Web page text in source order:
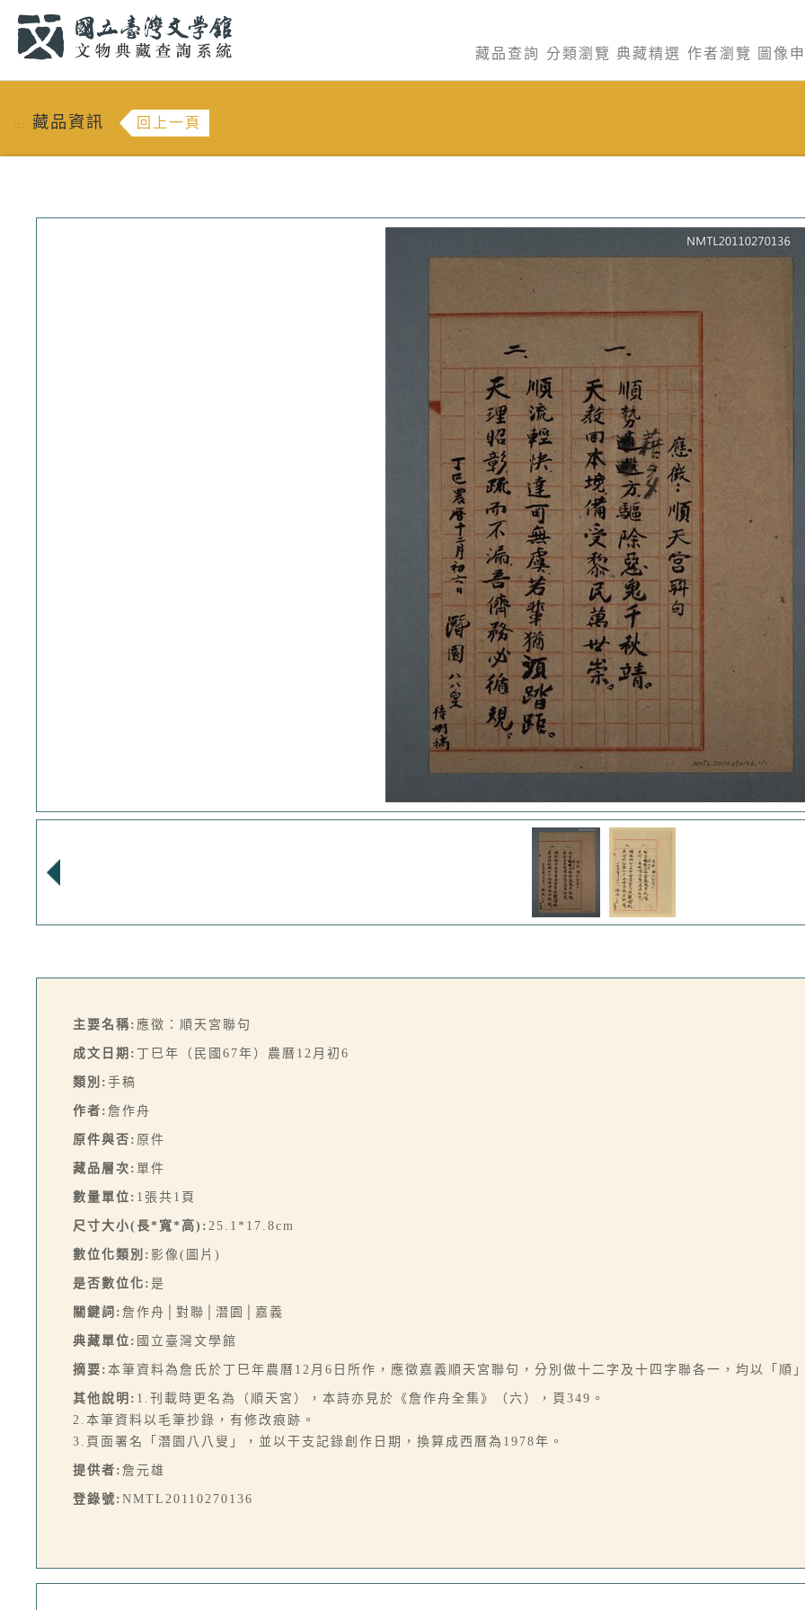
藏品查詢 分類瀏覽 典藏精選 作者瀏覽 圖像
::: 藏品資訊 回上一頁
主要名稱: 應徵：順天宮聯句
成文日期: 丁巳年（民國67年）農曆12月初6
類別: 手稿
作者: 詹作舟
原件與否: 原件
藏品層次: 單件
數量單位: 1張共1頁
尺寸大小(長*寬*高): 25.1*17.8cm
數位化類別: 影像(圖片)
是否數位化: 是
關鍵詞: 詹作舟│對聯│潛園│嘉義
典藏單位: 國立臺灣文學館
摘要: 本筆資料為詹氏於丁巳年農曆12月6日所作，應徵嘉義順天宮聯句，分別做十二字及十四字聯各一，均以「順
其他說明: 1.刊載時更名為（順天宮），本詩亦見於《詹作舟全集》（六），頁349。
2.本筆資料以毛筆抄錄，有修改痕跡。
3.頁面署名「潛園八八叟」，並以干支記錄創作日期，換算成西曆為1978年。
提供者: 詹元雄
登錄號: NMTL20110270136